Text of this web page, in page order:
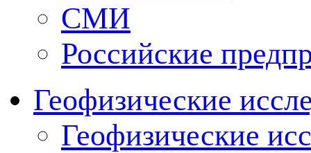
СМИ
Российские
Геофизические
Геофизические